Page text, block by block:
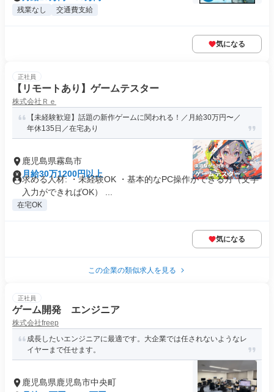
残業なし 交通費支給
気になる
正社員
【リモートあり】ゲームテスター
株式会社Ｒｅ
【未経験歓迎】話題の新作ゲームに関われる！／月給30万円〜／
年休135日／在宅あり
鹿児島県霧島市
月給30万1200円以上
求める人材: ・未経験OK ・基本的なPC操作ができる方（文字
入力ができればOK） ...
在宅OK
気になる
この企業の類似求人を見る
正社員
ゲーム開発 エンジニア
株式会社freep
成長したいエンジニアに最適です。大企業では任されないようなレ
イヤーまで任せます。
鹿児島県鹿児島市中央町